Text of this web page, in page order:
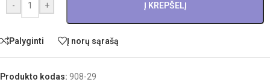
- + Į KREPŠELĮ
Palyginti Į norų sąrašą
Produkto kodas: 908-29